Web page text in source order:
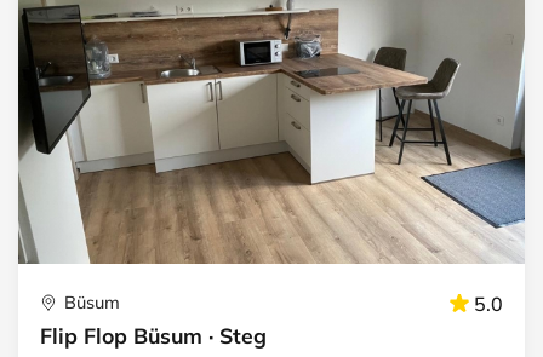
Büsum 5.0
Flip Flop Büsum · Steg